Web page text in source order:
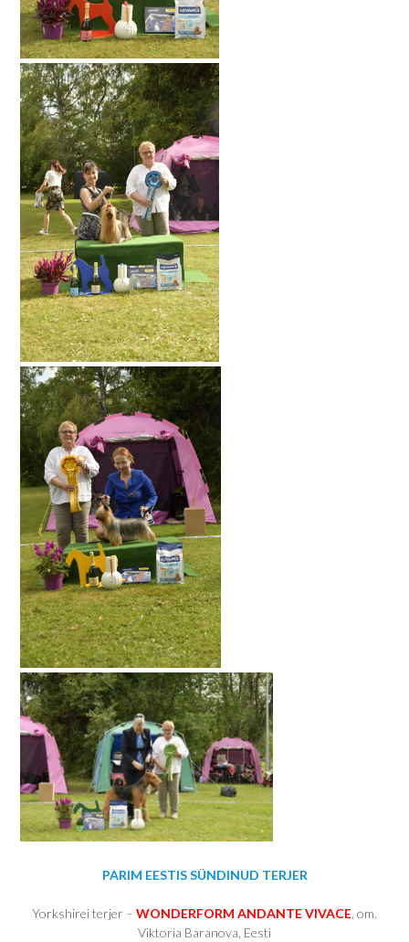
PARIM EESTIS SÜNDINUD TERJER
Yorkshirei terjer – WONDERFORM ANDANTE VIVACE , om.
Viktoria Baranova, Eesti